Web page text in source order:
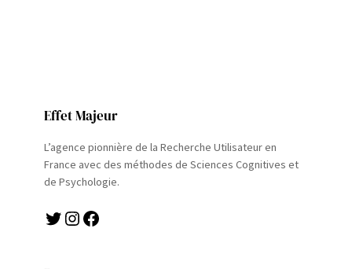
Effet Majeur
L’agence pionnière de la Recherche Utilisateur en
France avec des méthodes de Sciences Cognitives et
de Psychologie.
Twitter Instagram Facebook